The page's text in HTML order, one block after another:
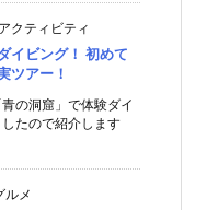
アクティビティ
イビング！ 初めて
ツアー！
の洞窟」で体験ダイ
たので紹介します
ルメ